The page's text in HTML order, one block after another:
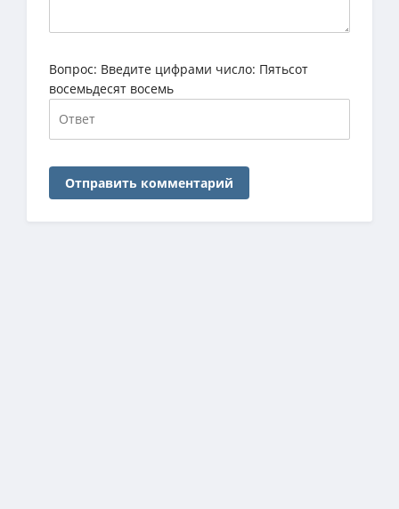
Вопрос: Введите цифрами число: Пятьсот
восемьдесят восемь
Отправить комментарий